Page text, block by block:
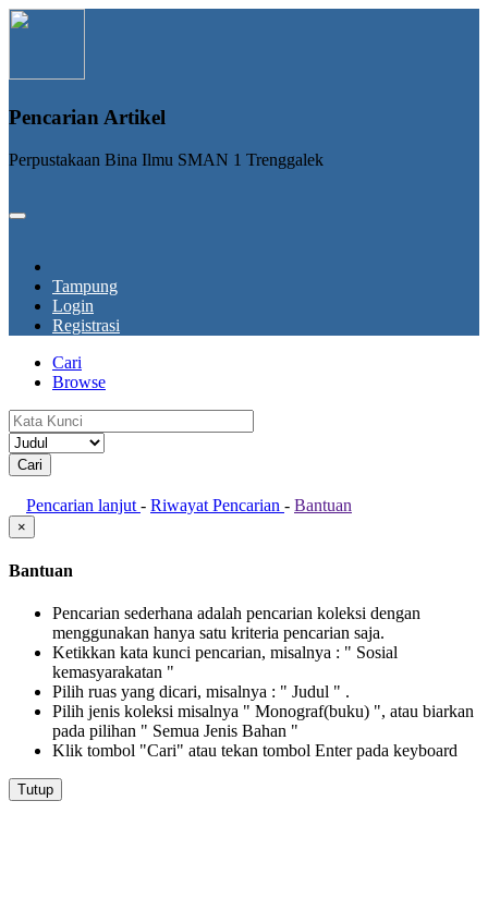
Pencarian Artikel
Perpustakaan Bina Ilmu SMAN 1 Trenggalek
Tampung
Login
Registrasi
Cari
Browse
Pencarian lanjut - Riwayat Pencarian - Bantuan
×
Bantuan
Pencarian sederhana adalah pencarian koleksi dengan
menggunakan hanya satu kriteria pencarian saja.
Ketikkan kata kunci pencarian, misalnya : " Sosial
kemasyarakatan "
Pilih ruas yang dicari, misalnya : " Judul " .
Pilih jenis koleksi misalnya " Monograf(buku) ", atau biarkan
pada pilihan " Semua Jenis Bahan "
Klik tombol "Cari" atau tekan tombol Enter pada keyboard
Tutup